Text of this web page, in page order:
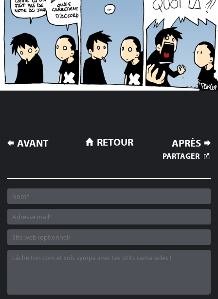
NAVIGATION
DE
AVANT APRÈS
RETOUR
PARTAGER